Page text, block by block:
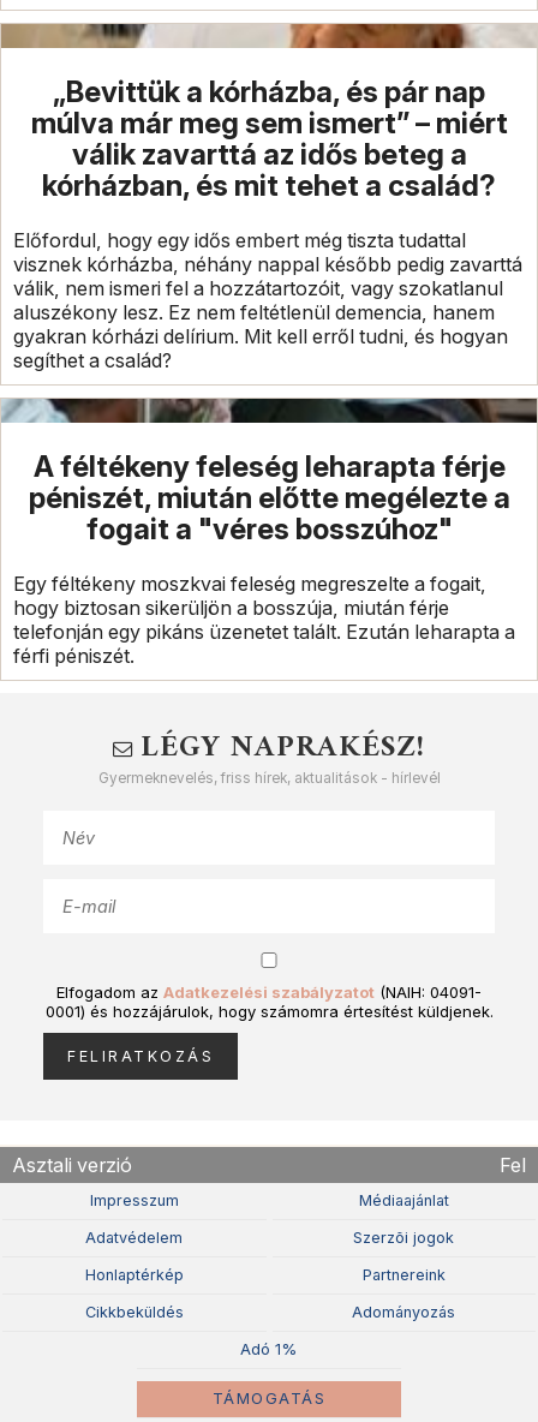
„Bevittük a kórházba, és pár nap
múlva már meg sem ismert” – miért
válik zavarttá az idős beteg a
kórházban, és mit tehet a család?
Előfordul, hogy egy idős embert még tiszta tudattal
visznek kórházba, néhány nappal később pedig zavarttá
válik, nem ismeri fel a hozzátartozóit, vagy szokatlanul
aluszékony lesz. Ez nem feltétlenül demencia, hanem
gyakran kórházi delírium. Mit kell erről tudni, és hogyan
segíthet a család?
A féltékeny feleség leharapta férje
péniszét, miután előtte megélezte a
fogait a "véres bosszúhoz"
Egy féltékeny moszkvai feleség megreszelte a fogait,
hogy biztosan sikerüljön a bosszúja, miután férje
telefonján egy pikáns üzenetet talált. Ezután leharapta a
férfi péniszét.
LÉGY NAPRAKÉSZ!
Gyermeknevelés, friss hírek, aktualitások - hírlevél
Elfogadom az Adatkezelési szabályzatot (NAIH: 04091-
0001) és hozzájárulok, hogy számomra értesítést küldjenek.
Asztali verzió Fel
Impresszum Médiaajánlat
Adatvédelem Szerzõi jogok
Honlaptérkép Partnereink
Cikkbeküldés Adományozás
Adó 1%
TÁMOGATÁS